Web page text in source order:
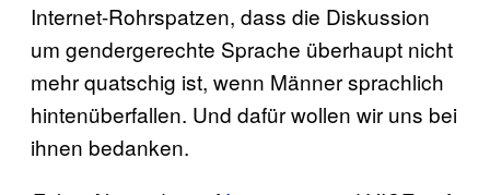
Internet-Rohrspatzen, dass die Diskussion
um gendergerechte Sprache überhaupt nicht
mehr quatschig ist, wenn Männer sprachlich
hintenüberfallen. Und dafür wollen wir uns bei
ihnen bedanken.